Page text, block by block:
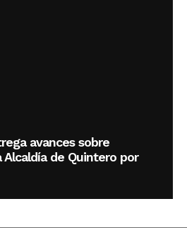
avances sobre
de Quintero por